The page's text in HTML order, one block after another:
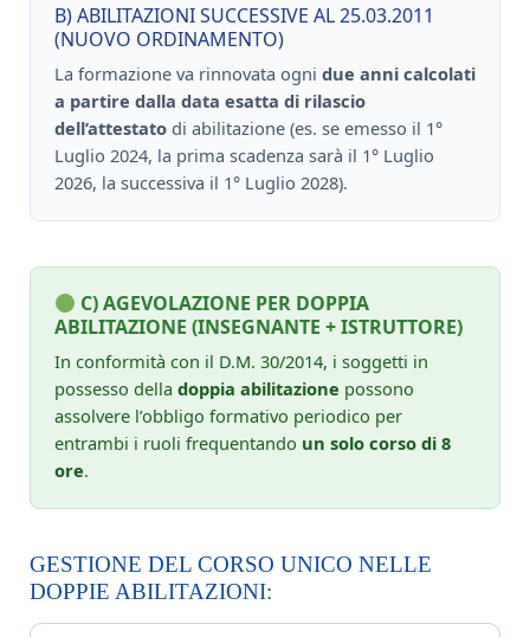
B) ABILITAZIONI SUCCESSIVE AL 25.03.2011
(NUOVO ORDINAMENTO)
La formazione va rinnovata ogni due anni calcolati
a partire dalla data esatta di rilascio
dell’attestato di abilitazione (es. se emesso il 1°
Luglio 2024, la prima scadenza sarà il 1° Luglio
2026, la successiva il 1° Luglio 2028).
C) AGEVOLAZIONE PER DOPPIA
ABILITAZIONE (INSEGNANTE + ISTRUTTORE)
In conformità con il D.M. 30/2014, i soggetti in
possesso della doppia abilitazione possono
assolvere l’obbligo formativo periodico per
entrambi i ruoli frequentando un solo corso di 8
ore.
GESTIONE DEL CORSO UNICO NELLE
DOPPIE ABILITAZIONI: